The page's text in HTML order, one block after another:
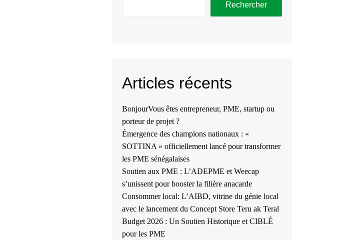
Rechercher
Articles récents
BonjourVous êtes entrepreneur, PME, startup ou
porteur de projet ?
Émergence des champions nationaux : «
SOTTINA » officiellement lancé pour transformer
les PME sénégalaises
Soutien aux PME : L’ADEPME et Weecap
s’unissent pour booster la filière anacarde
Consommer local: L’AIBD, vitrine du génie local
avec le lancement du Concept Store Teru ak Teral
Budget 2026 : Un Soutien Historique et CIBLÉ
pour les PME